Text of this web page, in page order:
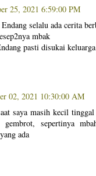
25, 2021 6:59:00 PM
selalu ada cerita
mbak
pasti disukai keluarga
02, 2021 10:30:00 AM
saya masih kecil
sepertinya
ada